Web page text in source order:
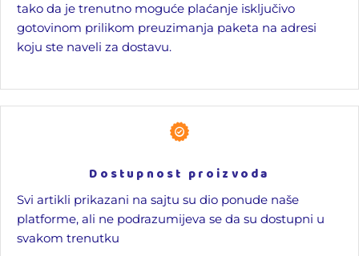
tako da je trenutno moguće plaćanje isključivo
gotovinom prilikom preuzimanja paketa na adresi
koju ste naveli za dostavu.
Dostupnost proizvoda
Svi artikli prikazani na sajtu su dio ponude naše
platforme, ali ne podrazumijeva se da su dostupni u
svakom trenutku